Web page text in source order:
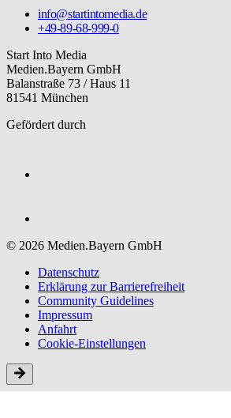
info@startintomedia.de
+49-89-68-999-0
Start Into Media
Medien.Bayern GmbH
Balanstraße 73 / Haus 11
81541 München
Gefördert durch
© 2026 Medien.Bayern GmbH
Datenschutz
Erklärung zur Barriere­freiheit
Community Guidelines
Impressum
Anfahrt
Cookie-Einstellungen